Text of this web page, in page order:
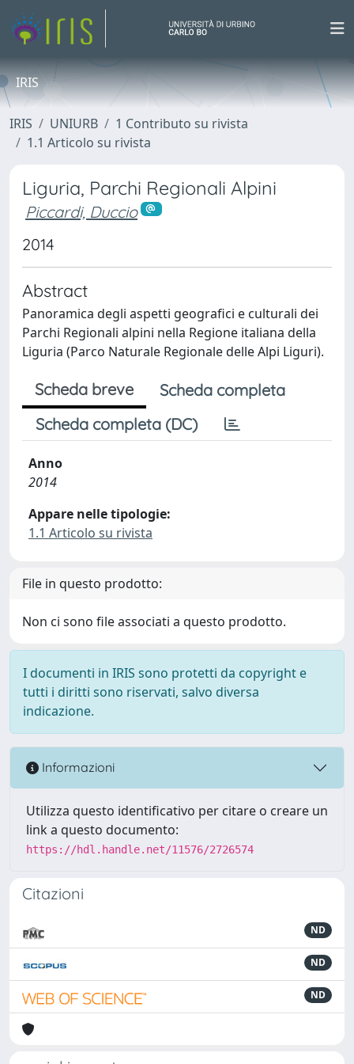
IRIS
IRIS UNIURB
1 Contributo su rivista
1.1 Articolo su rivista
Liguria, Parchi Regionali Alpini
Piccardi, Duccio
2014
Abstract
Panoramica degli aspetti geografici e culturali dei
Parchi Regionali alpini nella Regione italiana della
Liguria (Parco Naturale Regionale delle Alpi Liguri).
Scheda breve
Scheda completa
Scheda completa (DC)
Anno
2014
Appare nelle tipologie:
1.1 Articolo su rivista
File in questo prodotto:
Non ci sono file associati a questo prodotto.
I documenti in IRIS sono protetti da copyright e
tutti i diritti sono riservati, salvo diversa
indicazione.
Informazioni
Utilizza questo identificativo per citare o creare un
link a questo documento:
https://hdl.handle.net/11576/2726574
Citazioni
ND
ND
ND